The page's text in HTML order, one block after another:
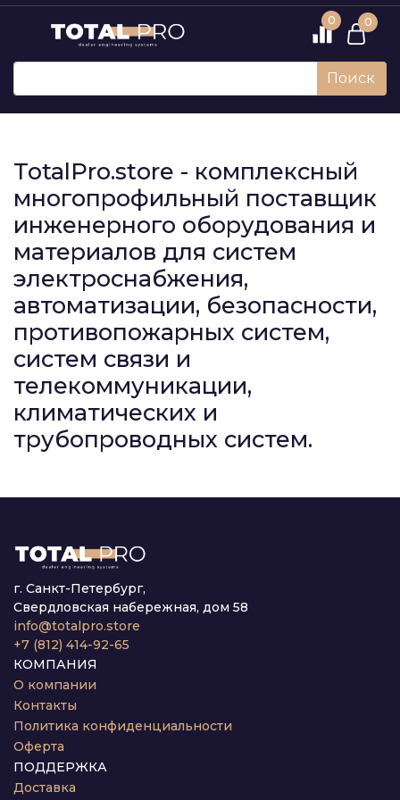
0 0
Поиск
TotalPro.store - комплексный
многопрофильный поставщик
инженерного оборудования и
материалов для систем
электроснабжения,
автоматизации, безопасности,
противопожарных систем,
систем связи и
телекоммуникации,
климатических и
трубопроводных систем.
г. Санкт-Петербург,
Свердловская набережная, дом 58
info@totalpro.store
+7 (812) 414-92-65
КОМПАНИЯ
О компании
Контакты
Политика конфиденциальности
Оферта
ПОДДЕРЖКА
Доставка